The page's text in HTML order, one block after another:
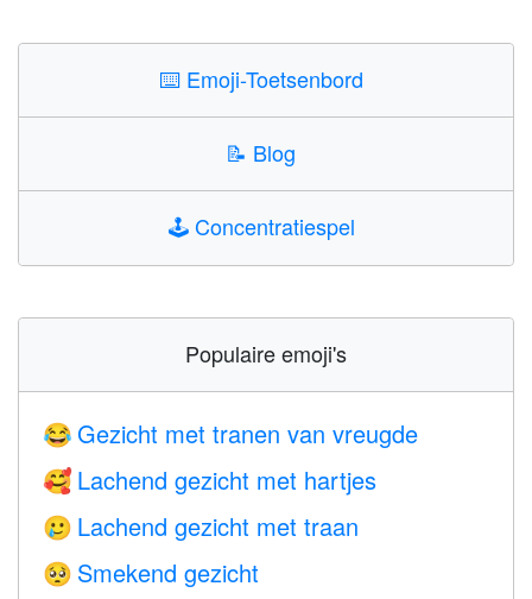
⌨️ Emoji-Toetsenbord
📝 Blog
🕹️Concentratiespel
Populaire emoji's
😂 Gezicht met tranen van vreugde
🥰 Lachend gezicht met hartjes
🥲 Lachend gezicht met traan
🥺 Smekend gezicht